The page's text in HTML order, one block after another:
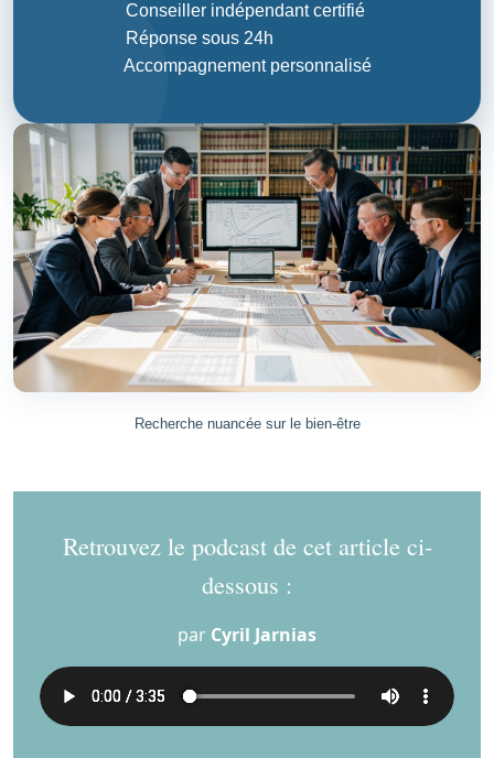
Conseiller indépendant certifié
Réponse sous 24h
Accompagnement personnalisé
Recherche nuancée sur le bien-être
Retrouvez le podcast de cet article ci-
dessous :
par Cyril Jarnias